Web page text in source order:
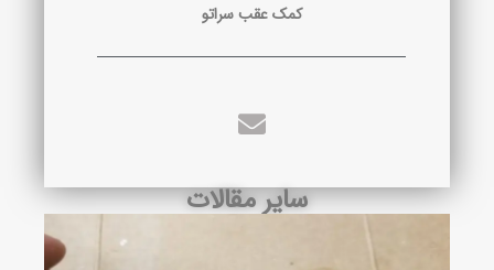
کمک عقب سراتو
سایر مقالات